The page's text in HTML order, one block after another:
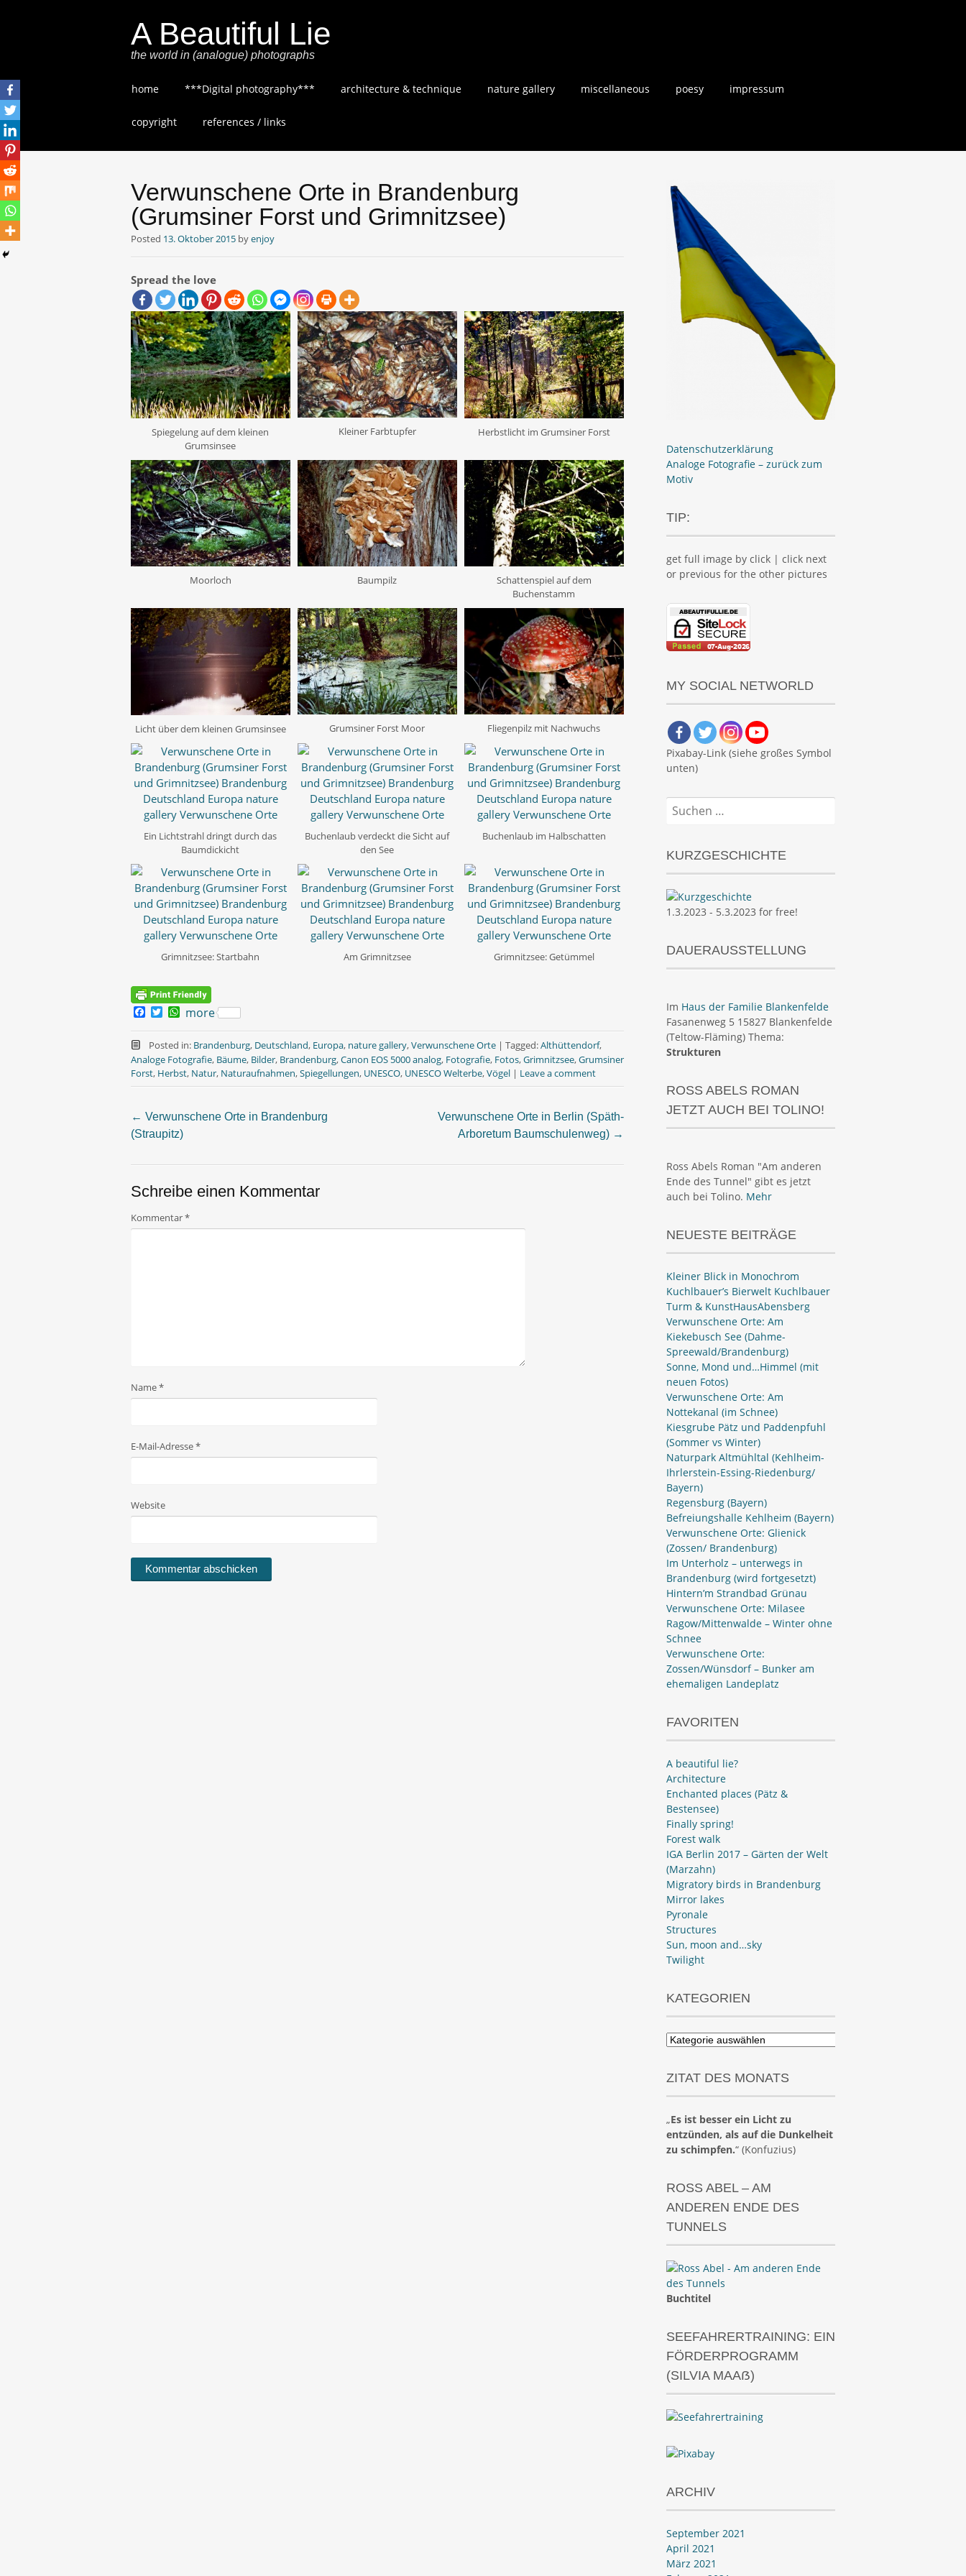
A Beautiful Lie
the world in (analogue) photographs
Skip
content
home ***Digital photography*** architecture & technique nature gallery miscellaneous poesy impressum
copyright references / links
Verwunschene Orte in Brandenburg
(Grumsiner Forst und Grimnitzsee)
Posted 13. Oktober 2015 byenjoy
Spread the love
Spiegelung auf dem kleinen
Grumsinsee
Kleiner Farbtupfer Herbstlicht im Grumsiner Forst
Moorloch Baumpilz
Schattenspiel auf dem
Buchenstamm
Licht über dem kleinen Grumsinsee Grumsiner Forst Moor Fliegenpilz mit Nachwuchs
Ein Lichtstrahl dringt durch das
Baumdickicht
Buchenlaub verdeckt die Sicht auf
den See
Buchenlaub im Halbschatten
Grimnitzsee: Startbahn Am Grimnitzsee Grimnitzsee: Getümmel
c
e
b
o
o
T
i
t
t
e
r
W
a
t
s
A
p
more
Posted in: Brandenburg, Deutschland, Europa, nature gallery,Verwunschene Orte | Tagged:Althüttendorf,
Analoge Fotografie, Bäume, Bilder, Brandenburg,Canon EOS 5000 analog, Fotografie, Fotos,Grimnitzsee,Grumsiner
Forst, Herbst, Natur, Naturaufnahmen,Spiegellungen, UNESCO, UNESCO Welterbe,Vögel | Leave a comment
Post
navigation
← Verwunschene Orte in Brandenburg
(Straupitz)
Verwunschene Orte in Berlin (Späth-
Arboretum Baumschulenweg) →
Schreibe einen Kommentar
Kommentar*
Name*
E-Mail-Adresse*
Website
Datenschutzerklärung
Analoge Fotografie – zurück zum
Motiv
TIP:
get full image by click | click next
or previous for the other pictures
MY SOCIAL NETWORLD
Pixabay-Link (siehe großes Symbol
unten)
Suchen
nach:
KURZGESCHICHTE
1.3.2023 - 5.3.2023 for free!
DAUERAUSSTELLUNG
Im Haus der Familie Blankenfelde
Fasanenweg 5 15827 Blankenfelde
(Teltow-Fläming) Thema:
Strukturen
ROSS ABELS ROMAN
JETZT AUCH BEI TOLINO!
Ross Abels Roman "Am anderen
Ende des Tunnel" gibt es jetzt
auch bei Tolino. Mehr
NEUESTE BEITRÄGE
Kleiner Blick in Monochrom
Kuchlbauer’s Bierwelt Kuchlbauer
Turm & KunstHausAbensberg
Verwunschene Orte: Am
Kiekebusch See (Dahme-
Spreewald/Brandenburg)
Sonne, Mond und…Himmel (mit
neuen Fotos)
Verwunschene Orte: Am
Nottekanal (im Schnee)
Kiesgrube Pätz und Paddenpfuhl
(Sommer vs Winter)
Naturpark Altmühltal (Kehlheim-
Ihrlerstein-Essing-Riedenburg/
Bayern)
Regensburg (Bayern)
Befreiungshalle Kehlheim (Bayern)
Verwunschene Orte: Glienick
(Zossen/ Brandenburg)
Im Unterholz – unterwegs in
Brandenburg (wird fortgesetzt)
Hintern’m Strandbad Grünau
Verwunschene Orte: Milasee
Ragow/Mittenwalde – Winter ohne
Schnee
Verwunschene Orte:
Zossen/Wünsdorf – Bunker am
ehemaligen Landeplatz
FAVORITEN
A beautiful lie?
Architecture
Enchanted places (Pätz &
Bestensee)
Finally spring!
Forest walk
IGA Berlin 2017 – Gärten der Welt
(Marzahn)
Migratory birds in Brandenburg
Mirror lakes
Pyronale
Structures
Sun, moon and…sky
Twilight
KATEGORIEN
Kategorien
ZITAT DES MONATS
„Es ist besser ein Licht zu
entzünden, als auf die Dunkelheit
zu schimpfen.“ (Konfuzius)
ROSS ABEL – AM
ANDEREN ENDE DES
TUNNELS
Buchtitel
SEEFAHRERTRAINING: EIN
FÖRDERPROGRAMM
(SILVIA MAAẞ)
ARCHIV
September 2021
April 2021
März 2021